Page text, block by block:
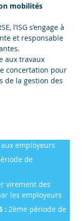
mobilités
l’ISG s’engage à
et responsable
aux travaux
concertation pour
de la gestion des
employeurs
de
virement des
les employeurs
: 2ème période de